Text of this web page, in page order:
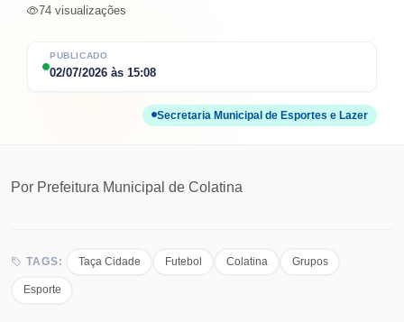
PUBLICADO
02/07/2026 às 15:08
Secretaria Municipal de Esportes e Lazer
74 visualizações
Por Prefeitura Municipal de Colatina
TAGS: Taça Cidade Futebol Colatina Grupos
Esporte